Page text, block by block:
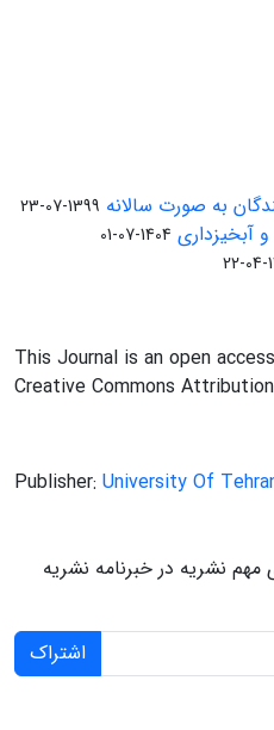
به صورت سالانه 1399-07-23
آبخیزداری 1404-07-01
This Journal is an open
Creative Commons
Publisher: University Of
مهم نشریه در خبرنامه نشریه
اشتراک